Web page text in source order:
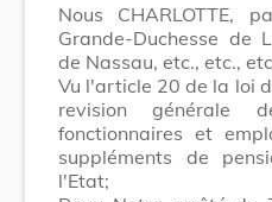
Nous CHARLOTTE,
Grande-Duchesse de
de Nassau, etc., etc.,
Vu l'article 20 de la loi
revision générale
fonctionnaires et
suppléments de
l'Etat;